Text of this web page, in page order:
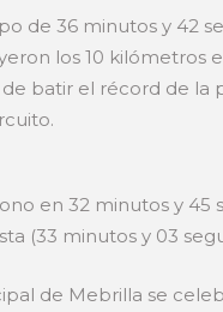
de 36 minutos y 42
los 10 kilómetros
batir el récord de
en 32 minutos y
(33 minutos y 03
de Mebrilla se